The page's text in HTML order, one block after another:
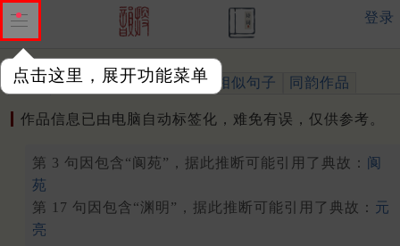
点击这里，展开功能菜单
登录
作品 标注四声 出处、引用 相似句子 同韵作品
作品信息已由电脑自动标签化，难免有误，仅供参考。
第 3 句因包含“阆苑”，据此推断可能引用了典故： 阆
苑
第 17 句因包含“渊明”，据此推断可能引用了典故： 元
亮